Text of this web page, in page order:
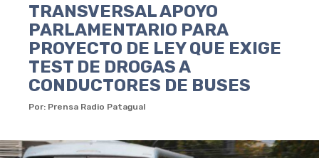
TRANSVERSAL APOYO
PARLAMENTARIO PARA
PROYECTO DE LEY QUE EXIGE
TEST DE DROGAS A
CONDUCTORES DE BUSES
Por: Prensa Radio Patagual